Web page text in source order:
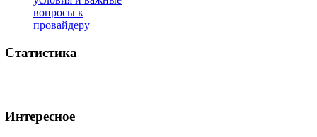
вопросы к
провайдеру
Статистика
Интересное